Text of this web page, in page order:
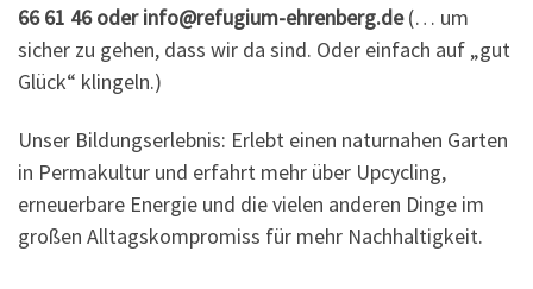
66 61 46 oder info@refugium-ehrenberg.de(… um
sicher zu gehen, dass wir da sind. Oder einfach auf „gut
Glück“ klingeln.)
Unser Bildungserlebnis: Erlebt einen naturnahen Garten
in Permakultur und erfahrt mehr über Upcycling,
erneuerbare Energie und die vielen anderen Dinge im
großen Alltagskompromiss für mehr Nachhaltigkeit.